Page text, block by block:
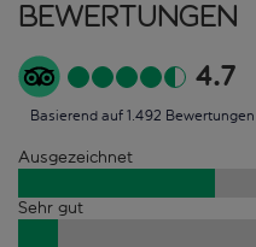
Bewertungen
4.7
Basierend auf 1.492 Bewertungen
Ausgezeichnet
Sehr gut